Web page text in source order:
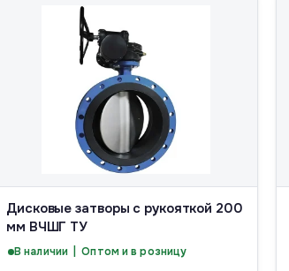
Дисковые затворы с рукояткой 200
мм ВЧШГ ТУ
В наличии | Оптом и в розницу